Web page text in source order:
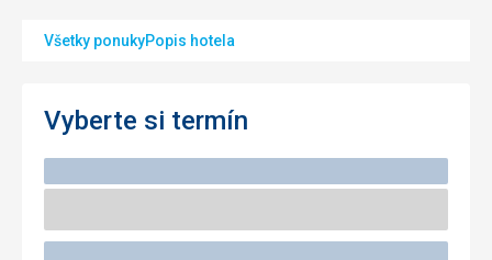
Všetky ponukyPopis hotela
Vyberte si termín